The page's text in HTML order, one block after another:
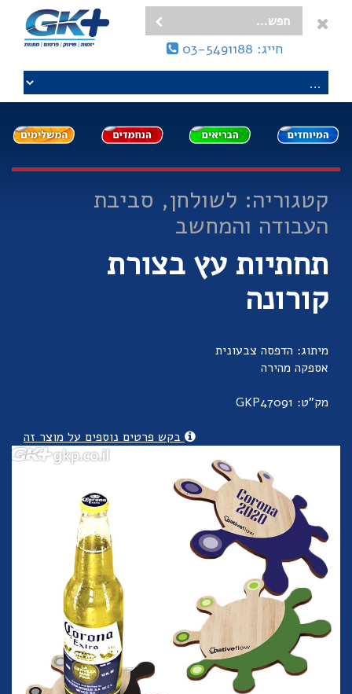
חייג: 03-5491188
קטגוריה: לשולחן, סביבת
העבודה והמחשב
תחתיות עץ בצורת
קורונה
מיתוג: הדפסה צבעונית
אספקה מהירה
מק"ט: GKP47091
בקש פרטים נוספים על מוצר זה